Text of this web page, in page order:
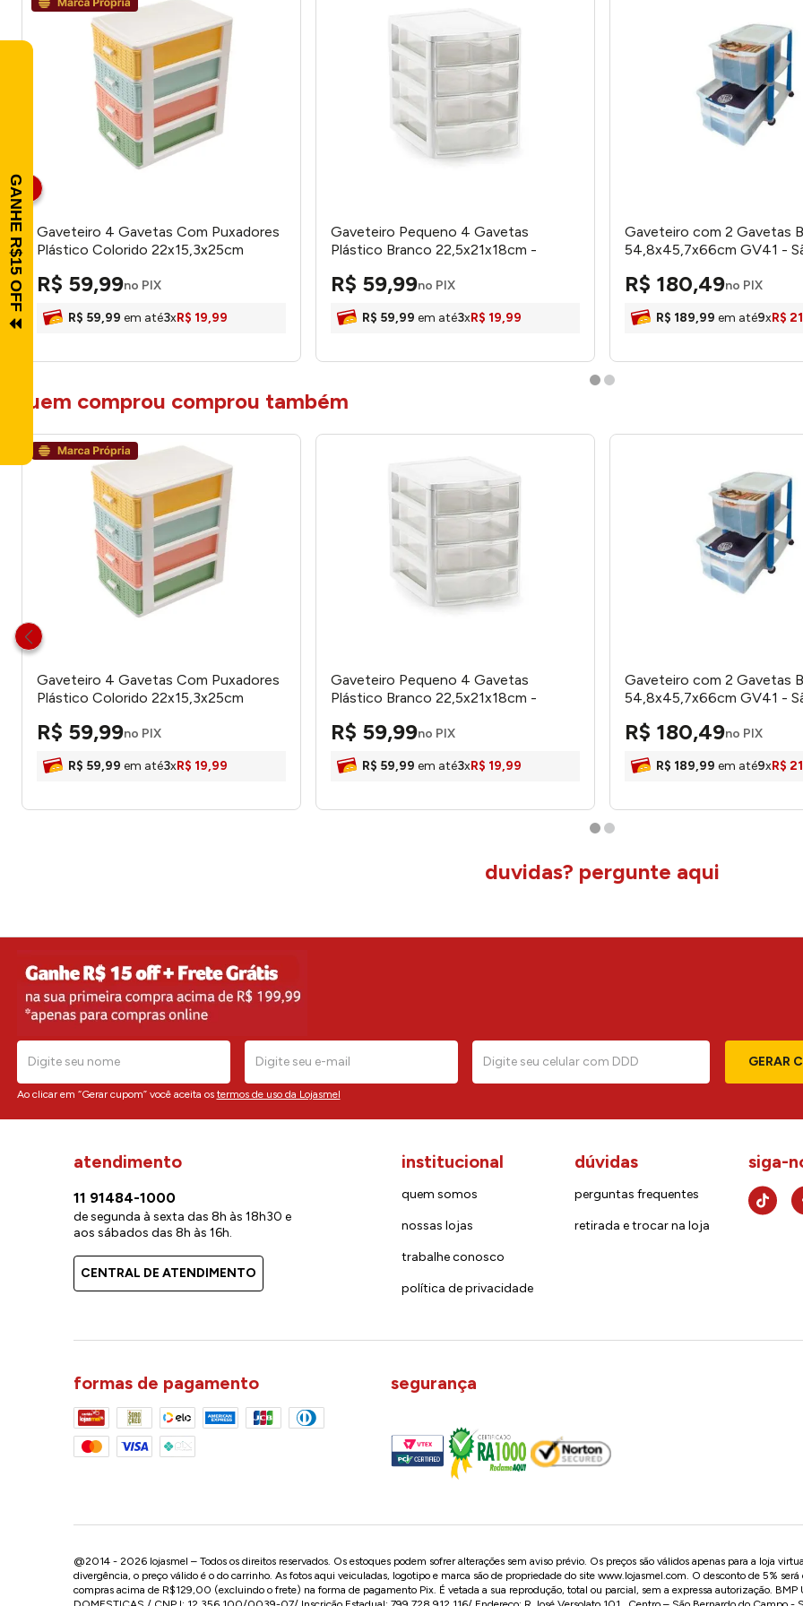
Gaveteiro 4 Gavetas Com Puxadores
Plástico Colorido 22x15,3x25cm
R$ 59,99no PIX
R$ 59,99 em até3xR$ 19,99
Gaveteiro Pequeno 4 Gavetas
Plástico Branco 22,5x21x18cm -
R$ 59,99no PIX
R$ 59,99 em até3xR$ 19,99
Gaveteiro com 2 Gavetas
54,8x45,7x66cm GV41 -
R$ 180,49no PIX
R$ 189,99 em até9xR$ 21
quem comprou comprou também
Gaveteiro 4 Gavetas Com Puxadores
Plástico Colorido 22x15,3x25cm
R$ 59,99no PIX
R$ 59,99 em até3xR$ 19,99
Gaveteiro Pequeno 4 Gavetas
Plástico Branco 22,5x21x18cm -
R$ 59,99no PIX
R$ 59,99 em até3xR$ 19,99
Gaveteiro com 2 Gavetas
54,8x45,7x66cm GV41 -
R$ 180,49no PIX
R$ 189,99 em até9xR$ 21
duvidas? pergunte aqui
GERAR
Ao clicar em “Gerar cupom” você aceita os termos de uso da Lojasmel
atendimento
11 91484-1000
de segunda à sexta das 8h às 18h30 e
aos sábados das 8h às 16h.
CENTRAL DE ATENDIMENTO
institucional
quem somos
nossas lojas
trabalhe conosco
política de privacidade
dúvidas
perguntas frequentes
retirada e trocar na loja
siga-
formas de pagamento segurança
@2014 - 2026 lojasmel – Todos os direitos reservados. Os estoques podem sofrer alterações sem aviso prévio. Os preços são válidos apenas para a loja
divergência, o preço válido é o do carrinho. As fotos aqui veiculadas, logotipo e marca são de propriedade do site www.lojasmel.com. O desconto de 5%
compras acima de R$129,00 (excluindo o frete) na forma de pagamento Pix. É vetada a sua reprodução, total ou parcial, sem a expressa autorização. BMP